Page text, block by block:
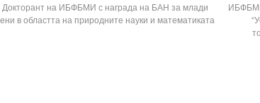
Докторант на ИБФБМИ с награда на БАН за млади
в областта на природните науки и математиката